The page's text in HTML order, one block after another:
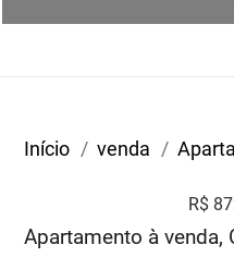
Início venda
R$
Apartamento à venda,